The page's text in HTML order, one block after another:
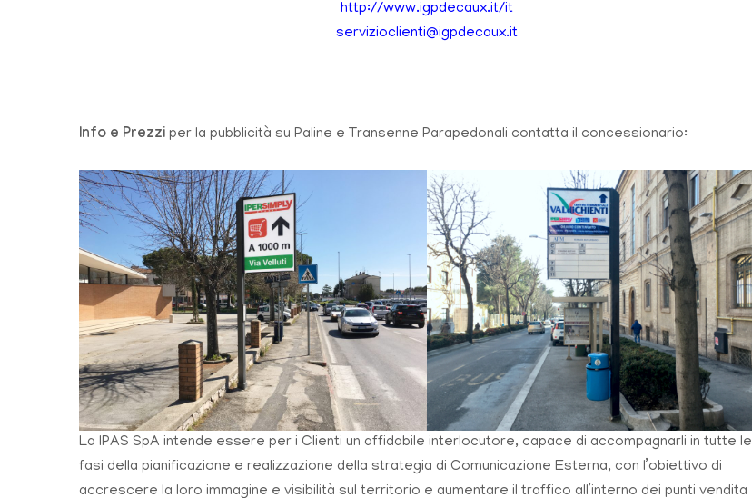
http://www.igpdecaux.it/it
servizioclienti@igpdecaux.it
Info e Prezzi per la pubblicità su Paline e Transenne Parapedonali contatta il concessionario:
La IPAS SpA intende essere per i Clienti un affidabile interlocutore, capace di accompagnarli in tutte le
fasi della pianificazione e realizzazione della strategia di Comunicazione Esterna, con l’obiettivo di
accrescere la loro immagine e visibilità sul territorio e aumentare il traffico all’interno dei punti vendita